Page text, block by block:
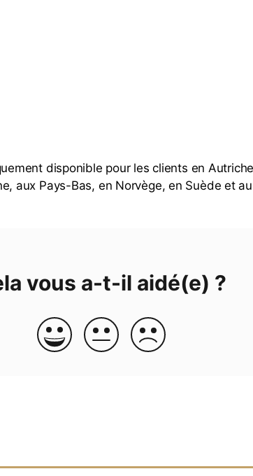
disponible pour les clients en
aux Pays-Bas, en Norvège, en Suède et
vous a-t-il aidé(e) ?